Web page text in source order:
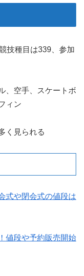
技種目は339、参加
、空手、スケートボ
ィン
く見られる
式や閉会式の値段は
値段や予約販売開始